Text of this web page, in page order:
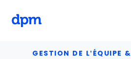
GESTION DE L’ÉQUIPE